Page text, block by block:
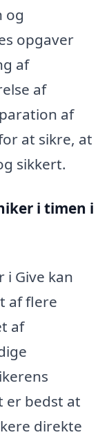
og
opgaver
af
af
af
at sikre, at
sikkert.
i timen i
i Give kan
af flere
af
er bedst at
direkte